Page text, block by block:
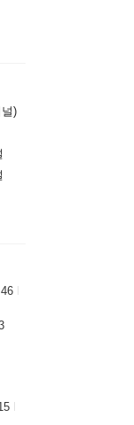
)
46